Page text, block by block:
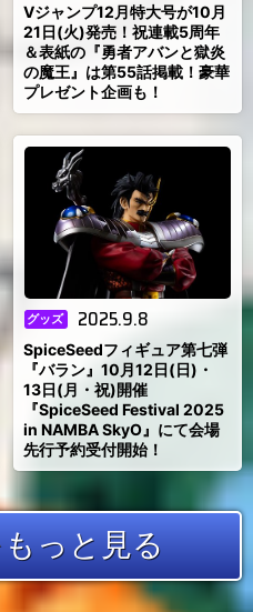
Vジャンプ12月特大号が10月
21日(火)発売！祝連載5周年
＆表紙の『勇者アバンと獄炎
の魔王』は第55話掲載！豪華
プレゼント企画も！
グッズ 2025.9.8
SpiceSeedフィギュア第七弾
『バラン』10月12日(日)・
13日(月・祝)開催
『SpiceSeed Festival 2025
in NAMBA SkyO』にて会場
先行予約受付開始！
っと見る